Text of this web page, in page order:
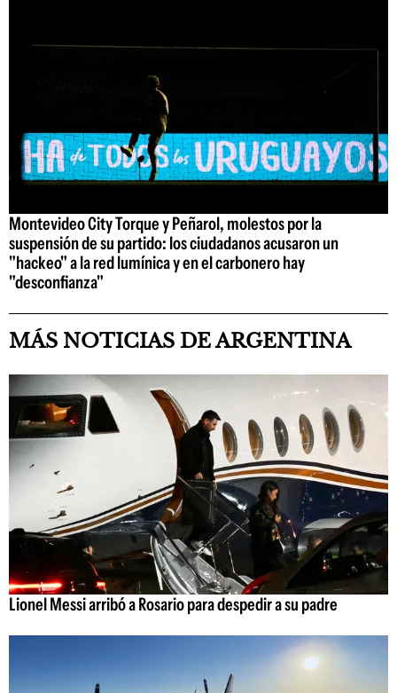
Montevideo City Torque y Peñarol, molestos por la
suspensión de su partido: los ciudadanos acusaron un
"hackeo" a la red lumínica y en el carbonero hay
"desconfianza"
MÁS NOTICIAS DE ARGENTINA
Lionel Messi arribó a Rosario para despedir a su padre